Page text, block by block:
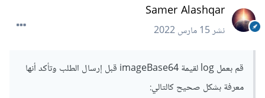
Samer Alashqar
نشر15 مارس 2022
قم بعمل log لقيمة imageBase64 قبل إرسال الطلب وتأكد أنها
معرفة بشكل صحيح كالتالي: